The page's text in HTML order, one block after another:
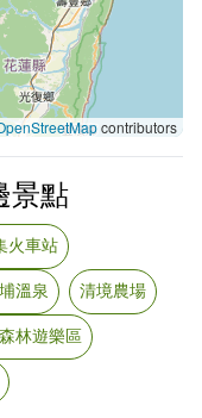
contributors
景點
火車站
溫泉
清境農場
林遊樂區